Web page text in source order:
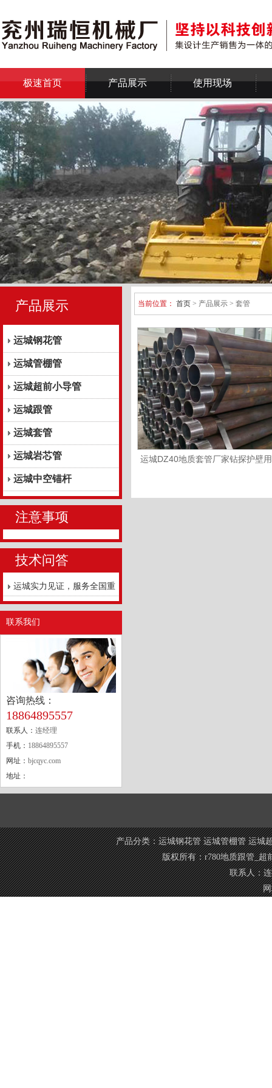
极速首页 产品展示 使用现场
产品展示
运城钢花管
运城管棚管
运城超前小导管
运城跟管
运城套管
运城岩芯管
运城中空锚杆
注意事项
技术问答
运城实力见证，服务全国重
点工程
联系我们
咨询热线：
18864895557
联系人： 连经理
手机： 18864895557
网址： bjcqyc.com
地址：
当前位置： 首页 > 产品展示 > 套管
运城DZ40地质套管厂家钻探护壁
产品分类：运城钢花管 运城管棚管 运城
版权所有：r780地质跟管_
联系人：